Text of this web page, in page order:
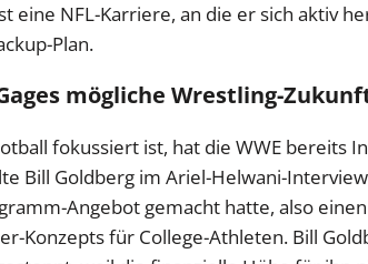
eine NFL-Karriere, an die er sich aktiv
Plan.
mögliche Wrestling-
fokussiert ist, hat die WWE bereits
Bill Goldberg im Ariel-Helwani-
Angebot gemacht hatte, also
Konzepts für College-Athleten. Bill